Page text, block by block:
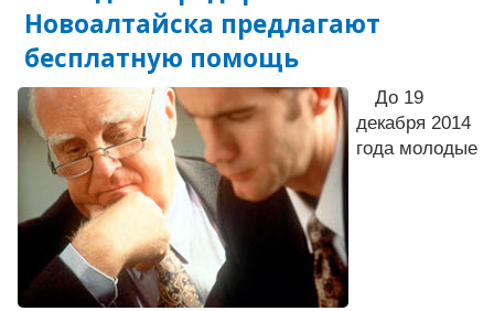
Новоалтайска предлагают
бесплатную помощь
До 19
декабря 2014
года молодые